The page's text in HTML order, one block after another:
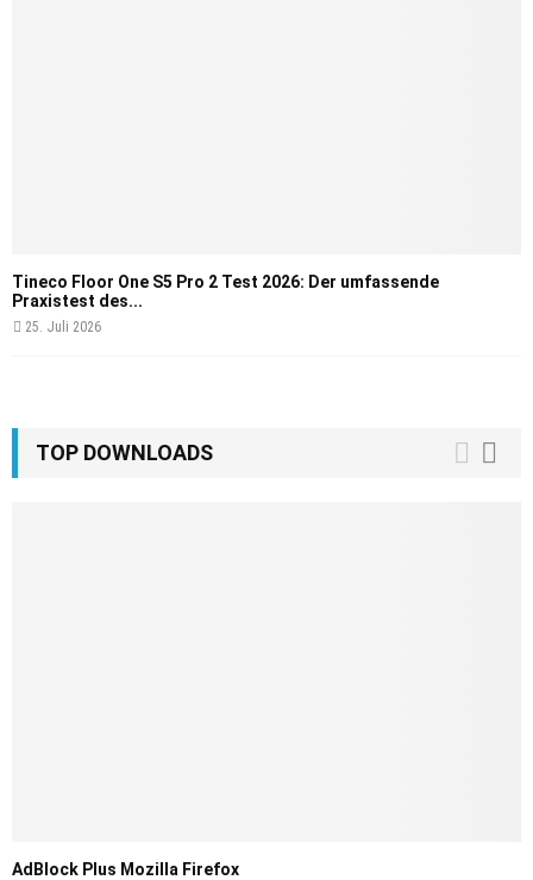
Tineco Floor One S5 Pro 2 Test 2026: Der umfassende
Praxistest des...
25. Juli 2026
TOP DOWNLOADS
AdBlock Plus Mozilla Firefox